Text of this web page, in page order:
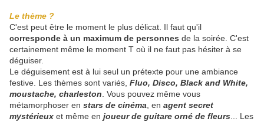
Le thème ?
C'est peut être le moment le plus délicat. Il faut qu'il
corresponde à un maximum de personnes de la soirée. C'est
certainement même le moment T où il ne faut pas hésiter à se
déguiser.
Le déguisement est à lui seul un prétexte pour une ambiance
festive. Les thèmes sont variés, Fluo, Disco, Black and White,
moustache, charleston . Vous pouvez même vous
métamorphoser en stars de cinéma , en agent secret
mystérieux et même en joueur de guitare orné de fleurs ... Les